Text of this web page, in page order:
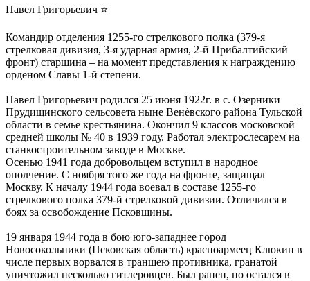
Павел Григорьевич ⭐
Командир отделения 1255-го стрелкового полка (379-я
стрелковая дивизия, 3-я ударная армия, 2-й Прибалтийский
фронт) старшина – на момент представления к награждению
орденом Славы 1-й степени.
Павел Григорьевич родился 25 июня 1922г. в с. Озерники
Прудищинского сельсовета ныне Венѐвского района Тульской
области в семье крестьянина. Окончил 9 классов московской
средней школы № 40 в 1939 году. Работал электрослесарем на
станкостроительном заводе в Москве.
Осенью 1941 года добровольцем вступил в народное
ополчение. С ноября того же года на фронте, защищал
Москву. К началу 1944 года воевал в составе 1255-го
стрелкового полка 379-й стрелковой дивизии. Отличился в
боях за освобождение Псковщины.
19 января 1944 года в бою юго-западнее город
Новосокольники (Псковская область) красноармеец Клюкин в
числе первых ворвался в траншею противника, гранатой
уничтожил несколько гитлеровцев. Был ранен, но остался в